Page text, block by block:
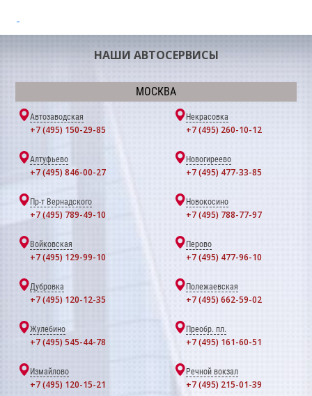
НАШИ АВТОСЕРВИСЫ
МОСКВА
Автозаводская
+7 (495) 150-29-85
Некрасовка
+7 (495) 260-10-12
Алтуфьево
+7 (495) 846-00-27
Новогиреево
+7 (495) 477-33-85
Пр-т Вернадского
+7 (495) 789-49-10
Новокосино
+7 (495) 788-77-97
Войковская
+7 (495) 129-99-10
Перово
+7 (495) 477-96-10
Дубровка
+7 (495) 120-12-35
Полежаевская
+7 (495) 662-59-02
Жулебино
+7 (495) 545-44-78
Преобр. пл.
+7 (495) 161-60-51
Измайлово
+7 (495) 120-15-21
Речной вокзал
+7 (495) 215-01-39